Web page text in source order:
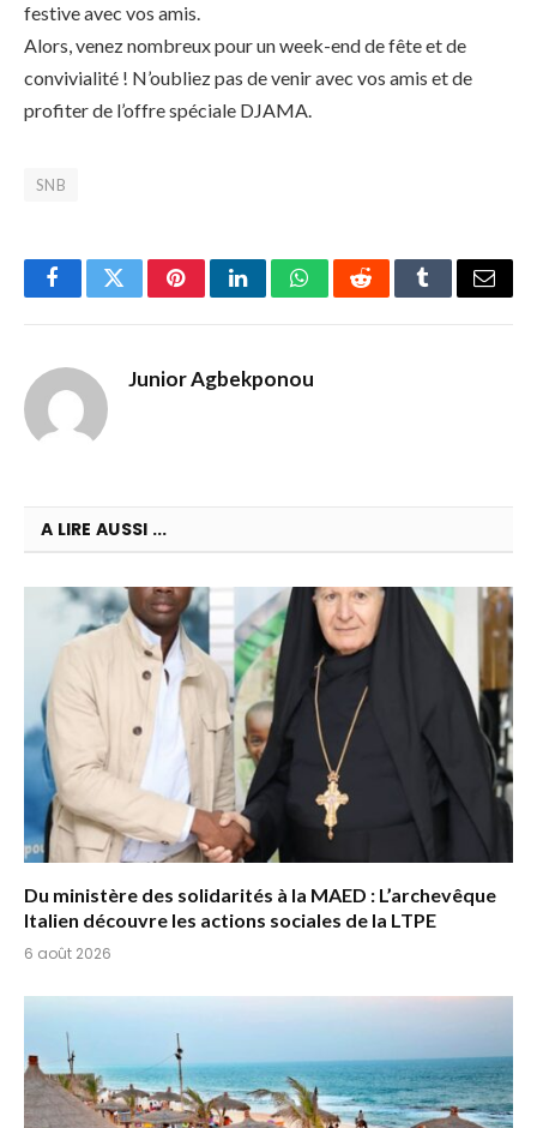
festive avec vos amis.
Alors, venez nombreux pour un week-end de fête et de
convivialité ! N’oubliez pas de venir avec vos amis et de
profiter de l’offre spéciale DJAMA.
SNB
FacebookTwitterPinterestLinkedInWhatsAppRedditTumblrEmail
Junior Agbekponou
A LIRE AUSSI ...
Du ministère des solidarités à la MAED : L’archevêque
Italien découvre les actions sociales de la LTPE
6 août 2026